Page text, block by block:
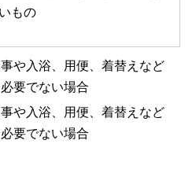
もの
や入浴、用便、着替えなど
要でない場合
や入浴、用便、着替えなど
要でない場合